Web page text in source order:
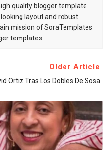
quality blogger template
layout and robust
mission of SoraTemplates
templates.
Older Article
Ortiz Tras Los Dobles De Sosa